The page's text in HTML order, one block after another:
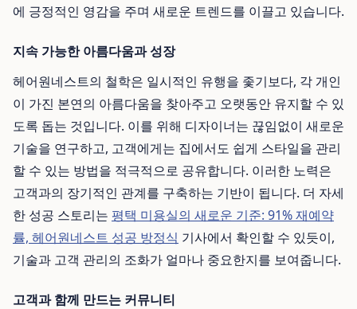
에 긍정적인 영감을 주며 새로운 트렌드를 이끌고 있습니다.
지속 가능한 아름다움과 성장
헤어원네스트의 철학은 일시적인 유행을 좇기보다, 각 개인
이 가진 본연의 아름다움을 찾아주고 오랫동안 유지할 수 있
도록 돕는 것입니다. 이를 위해 디자이너는 끊임없이 새로운
기술을 연구하고, 고객에게는 집에서도 쉽게 스타일을 관리
할 수 있는 방법을 적극적으로 공유합니다. 이러한 노력은
고객과의 장기적인 관계를 구축하는 기반이 됩니다. 더 자세
한 성공 스토리는 평택 미용실의 새로운 기준: 91% 재예약
률, 헤어원네스트 성공 방정식 기사에서 확인할 수 있듯이,
기술과 고객 관리의 조화가 얼마나 중요한지를 보여줍니다.
고객과 함께 만드는 커뮤니티